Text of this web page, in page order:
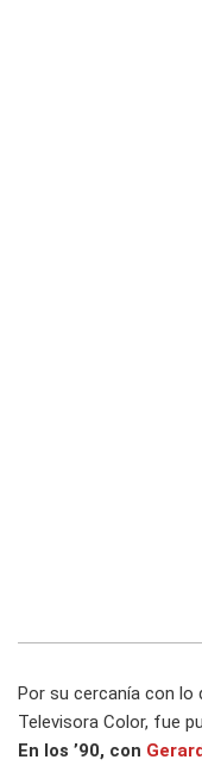
Por su cercanía con lo
Televisora Color, fue
En los ’90, con